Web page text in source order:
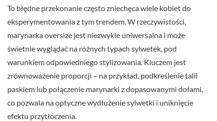
To błędne przekonanie często zniechęca wiele kobiet do
eksperymentowania z tym trendem. W rzeczywistości,
marynarka oversize jest niezwykle uniwersalna i może
świetnie wyglądać na różnych typach sylwetek, pod
warunkiem odpowiedniego stylizowania. Kluczem jest
zrównoważenie proporcji – na przykład, podkreślenie talii
paskiem lub połączenie marynarki z dopasowanymi dołami,
co pozwala na optyczne wydłużenie sylwetki i uniknięcie
efektu przytłoczenia.